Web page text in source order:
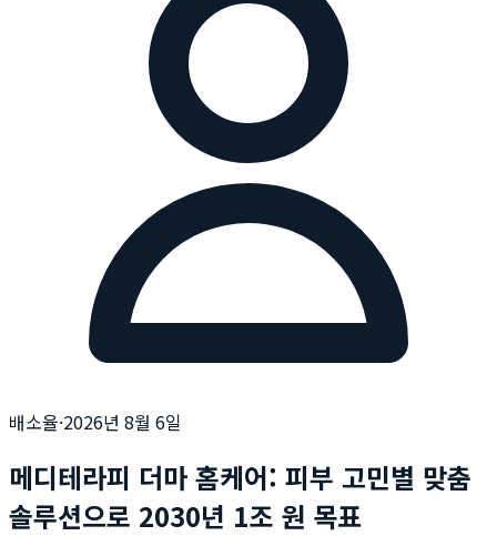
배소율·2026년 8월 6일
메디테라피 더마 홈케어: 피부 고민별 맞춤
솔루션으로 2030년 1조 원 목표